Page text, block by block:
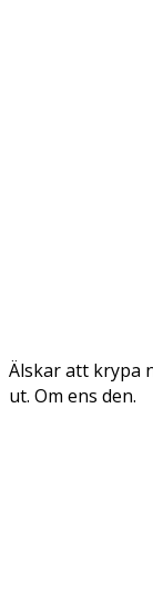
Älskar att krypa
ut. Om ens den.